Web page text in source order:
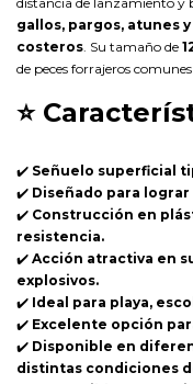
gallos, pargos, atunes
costeros . Su tamaño de
de peces forrajeros
⭐
✔️ Señuelo superficial
✔️ Diseñado para
✔️ Construcción en
resistencia.
✔️ Acción atractiva en
explosivos.
✔️ Ideal para playa,
✔️ Excelente opción
✔️ Disponible en
distintas condiciones